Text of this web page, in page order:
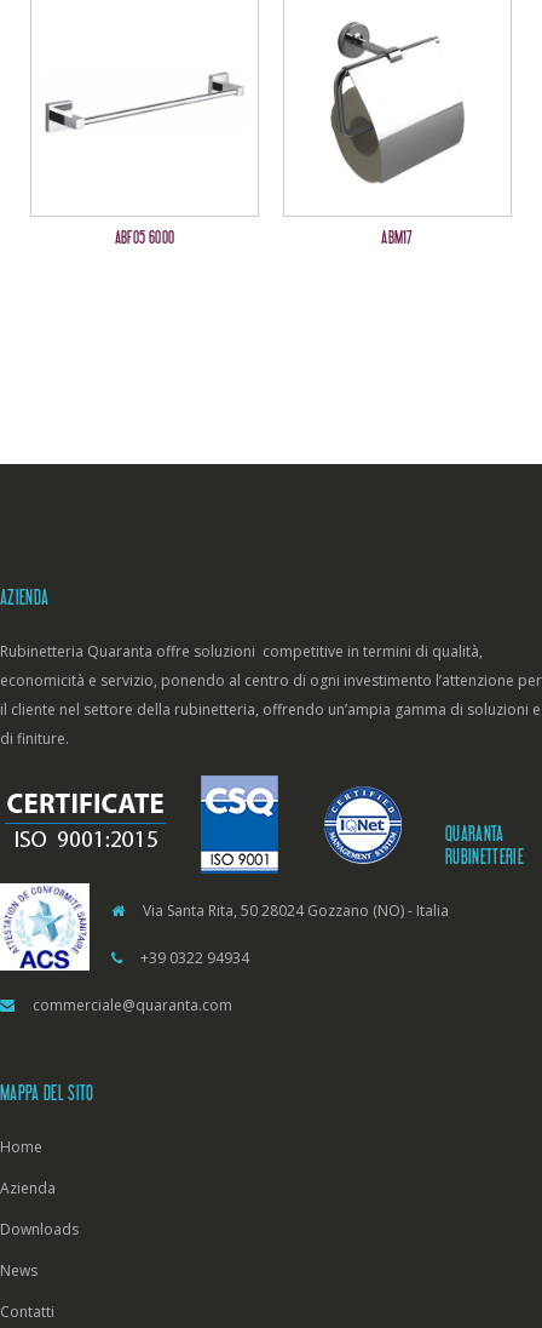
ABF05 6000 ABM17
AZIENDA
Rubinetteria Quaranta offre soluzioni competitive in termini di qualità,
economicità e servizio, ponendo al centro di ogni investimento l’attenzione per
il cliente nel settore della rubinetteria, offrendo un’ampia gamma di soluzioni e
di finiture.
QUARANTA
RUBINETTERIE
Via Santa Rita, 50 28024 Gozzano (NO) - Italia
+39 0322 94934
commerciale@quaranta.com
MAPPA DEL SITO
Home
Azienda
Downloads
News
Contatti